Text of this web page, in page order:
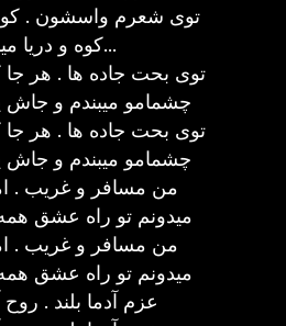
توی شعرم واسشون . کوه
کوه و دریا میذارم...
توی بحت جاده ها . هر
چشمامو میبندم و جاش
توی بحت جاده ها . هر
چشمامو میبندم و جاش
من مسافر و غریب .
میدونم تو راه عشق
من مسافر و غریب .
میدونم تو راه عشق
عزم آدما بلند .